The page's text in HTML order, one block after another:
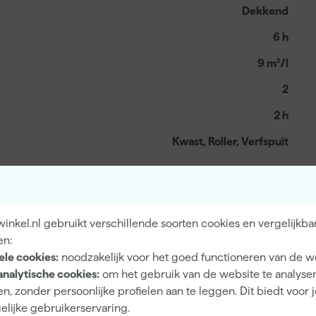
gebruikt verschillende soorten cookies en
cookies: noodzakelijk voor het goed functioneren van de
cookies: om het gebruik van de website te
zonder persoonlijke profielen aan te leggen. Dit biedt voor
gebruikerservaring.
Dekkend
6 h
9 m²/l
2
2 h
Kwast, Roller, Verfspuit
Basis TR
8711429651729